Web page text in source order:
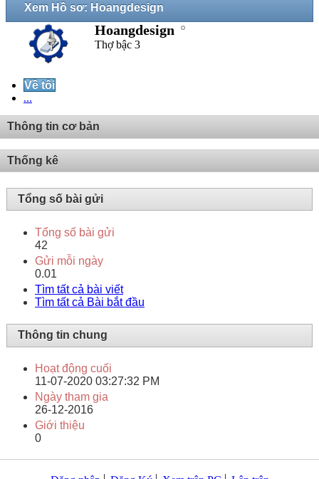
Xem Hồ sơ: Hoangdesign
Hoangdesign
Thợ bậc 3
Về tôi
...
Thông tin cơ bản
Thống kê
Tổng số bài gửi
Tổng số bài gửi
42
Gửi mỗi ngày
0.01
Tìm tất cả bài viết
Tìm tất cả Bài bắt đầu
Thông tin chung
Hoạt động cuối
11-07-2020 03:27:32 PM
Ngày tham gia
26-12-2016
Giới thiệu
0